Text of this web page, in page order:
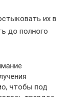
их в
до полного
чтобы под